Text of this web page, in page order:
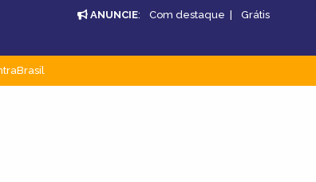
ANUNCIE: Com destaque | Grátis